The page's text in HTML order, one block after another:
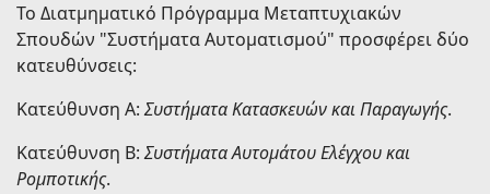
Το Διατμηματικό Πρόγραμμα Μεταπτυχιακών
Σπουδών "Συστήματα Αυτοματισμού" προσφέρει δύο
κατευθύνσεις:
Κατεύθυνση Α:Συστήματα Κατασκευών και Παραγωγής.
Κατεύθυνση B:Συστήματα Αυτομάτου Ελέγχου και
Ρομποτικής.